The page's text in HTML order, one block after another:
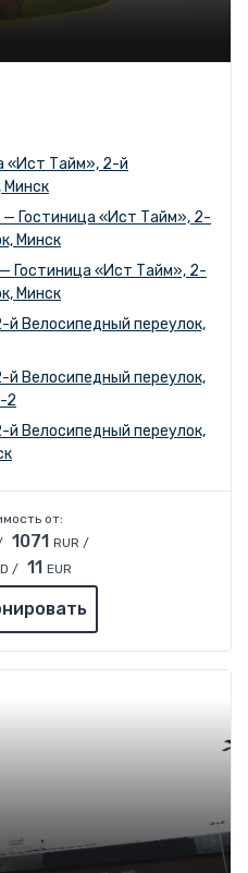
«Ист Тайм», 2-й
Минск
Гостиница «Ист Тайм», 2-
Минск
Гостиница «Ист Тайм», 2-
Минск
й Велосипедный переулок,
й Велосипедный переулок,
2
й Велосипедный переулок,
от:
1071 RUR /
/ 11 EUR